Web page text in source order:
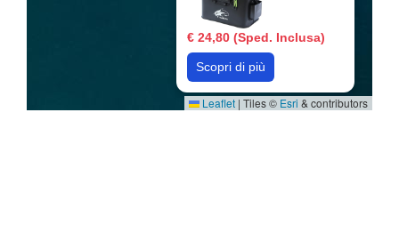
€ 24,80 (Sped. Inclusa)
Scopri di più
Leaflet | Tiles © Esri & contributors